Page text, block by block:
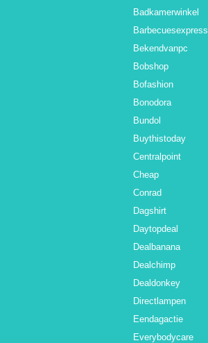
Badkamerwinkel
Barbecuesexpress
Bekendvanpc
Bobshop
Bofashion
Bonodora
Bundol
Buythistoday
Centralpoint
Cheap
Conrad
Dagshirt
Daytopdeal
Dealbanana
Dealchimp
Dealdonkey
Directlampen
Eendagactie
Everybodycare